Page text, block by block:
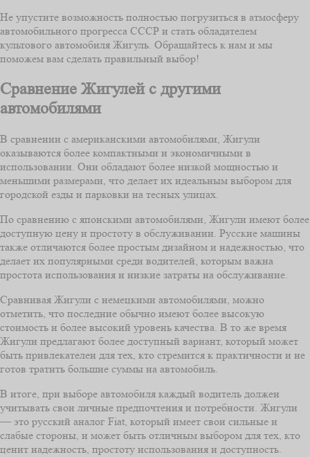
Не упустите возможность полностью погрузиться в атмосферу
автомобильного прогресса СССР и стать обладателем
культового автомобиля Жигуль. Обращайтесь к нам и мы
поможем вам сделать правильный выбор!
Сравнение Жигулей с другими
автомобилями
В сравнении с американскими автомобилями, Жигули
оказываются более компактными и экономичными в
использовании. Они обладают более низкой мощностью и
меньшими размерами, что делает их идеальным выбором для
городской езды и парковки на тесных улицах.
По сравнению с японскими автомобилями, Жигули имеют более
доступную цену и простоту в обслуживании. Русские машины
также отличаются более простым дизайном и надежностью, что
делает их популярными среди водителей, которым важна
простота использования и низкие затраты на обслуживание.
Сравнивая Жигули с немецкими автомобилями, можно
отметить, что последние обычно имеют более высокую
стоимость и более высокий уровень качества. В то же время
Жигули предлагают более доступный вариант, который может
быть привлекателен для тех, кто стремится к практичности и не
готов тратить большие суммы на автомобиль.
В итоге, при выборе автомобиля каждый водитель должен
учитывать свои личные предпочтения и потребности. Жигули
— это русский аналог Fiat, который имеет свои сильные и
слабые стороны, и может быть отличным выбором для тех, кто
ценит надежность, простоту использования и доступность.